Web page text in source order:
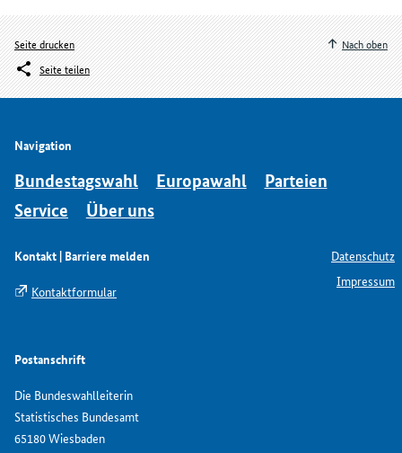
Seite drucken
Seite teilen
Nach oben
Navigation
Bundestagswahl Europawahl
Parteien
Service
Über uns
Kontakt | Barriere melden
Kontaktformular
Postanschrift
Die Bundeswahlleiterin
Statistisches Bundesamt
65180 Wiesbaden
Datenschutz
Impressum